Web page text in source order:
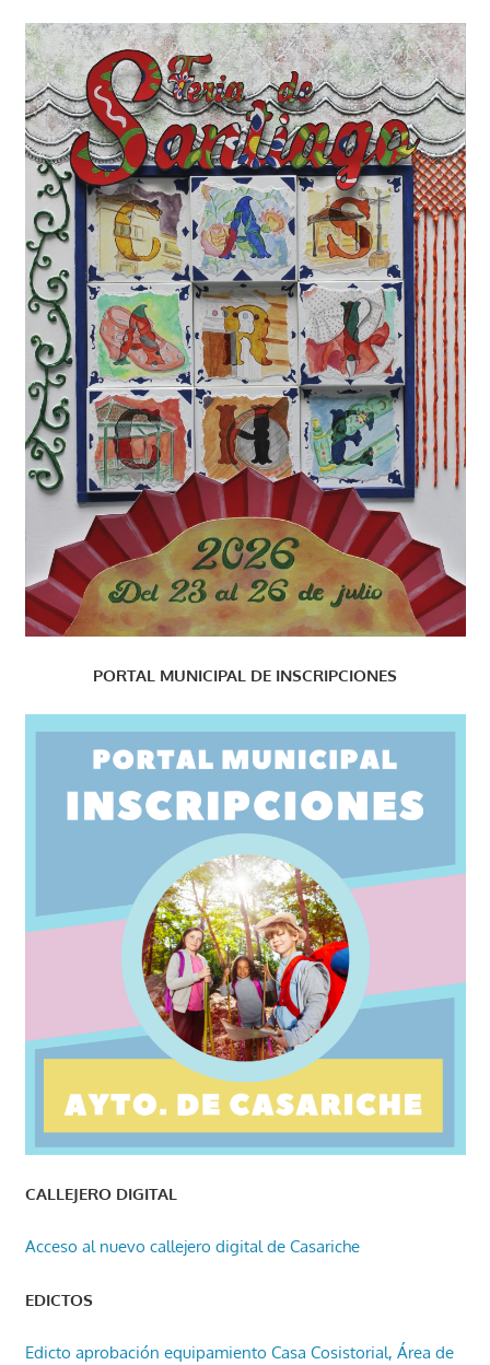
PORTAL MUNICIPAL DE INSCRIPCIONES
CALLEJERO DIGITAL
Acceso al nuevo callejero digital de Casariche
EDICTOS
Edicto aprobación equipamiento Casa Cosistorial, Área de